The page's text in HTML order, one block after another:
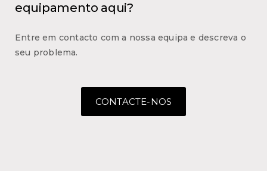
equipamento aqui?
Entre em contacto com a nossa equipa e descreva o
seu problema.
CONTACTE-NOS